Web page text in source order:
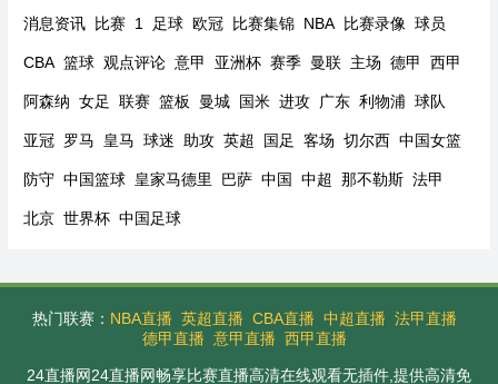
消息资讯 比赛 1 足球 欧冠 比赛集锦 NBA 比赛录像 球员
CBA 篮球 观点评论 意甲 亚洲杯 赛季 曼联 主场 德甲 西甲
阿森纳 女足 联赛 篮板 曼城 国米 进攻 广东 利物浦 球队
亚冠 罗马 皇马 球迷 助攻 英超 国足 客场 切尔西 中国女篮
防守 中国篮球 皇家马德里 巴萨 中国 中超 那不勒斯 法甲
北京 世界杯 中国足球
热门联赛： NBA直播 英超直播 CBA直播 中超直播 法甲直播
德甲直播 意甲直播 西甲直播
24直播网24直播网畅享比赛直播高清在线观看无插件,提供高清免